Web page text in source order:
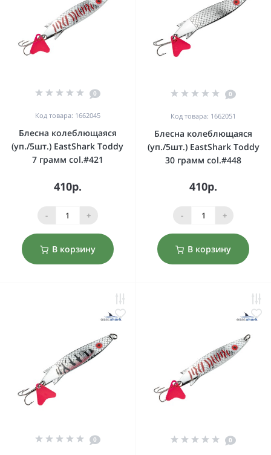
0
Код товара: 1662045
Блесна колеблющаяся
(уп./5шт.) EastShark Toddy
7 грамм col.#421
410р.
- +
В корзину
0
Код товара: 1662051
Блесна колеблющаяся
(уп./5шт.) EastShark Toddy
30 грамм col.#448
410р.
- +
В корзину
0 0